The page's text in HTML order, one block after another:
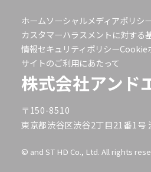
ホームソーシャルメディアポリシ
カスタマーハラスメントに対する
情報セキュリティポリシーCookie
サイトのご利用にあたって
株式会社アンド
〒150-8510
東京都渋谷区渋谷2丁目21番1号
© and ST HD Co., Ltd. All rights